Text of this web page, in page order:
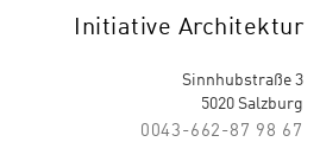
Initiative Architektur
Sinnhubstraße 3
5020 Salzburg
0043-662-87 98 67